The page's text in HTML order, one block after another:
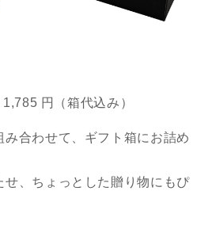
円（箱代込み）
み合わせて、ギフト箱にお詰め
せ、ちょっとした贈り物にもぴ